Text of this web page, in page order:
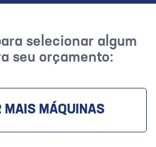
selecionar algum
seu orçamento:
MAIS MÁQUINAS